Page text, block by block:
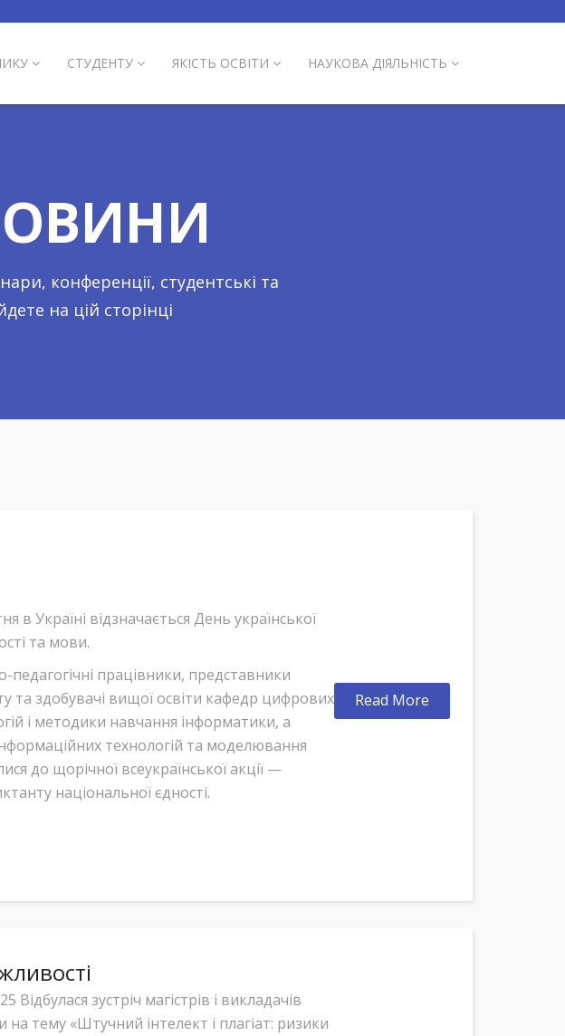
СТУДЕНТУ ЯКІСТЬ ОСВІТИ НАУКОВА ДІЯЛЬНІСТЬ
конференції, студентські та
на цій сторінці
в Україні відзначається День української
та мови.
педагогічні працівники, представники
та здобувачі вищої освіти кафедр цифрових
і методики навчання інформатики, а
технологій та моделювання
до щорічної всеукраїнської акції —
національної єдності.
Read More
Відбулася зустріч магістрів і викладачів
на тему «Штучний інтелект і плагіат: ризики